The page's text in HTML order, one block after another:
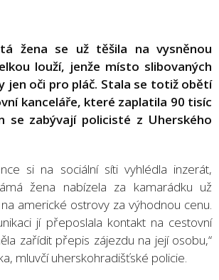
žena se už těšila na vysněnou
louží, jenže místo slibovaných
jen oči pro pláč. Stala se totiž obětí
kanceláře, které zaplatila 90 tisíc
se zabývají policisté z Uherského
si na sociální síti vyhlédla inzerát,
žena nabízela za kamarádku už
americké ostrovy za výhodnou cenu.
jí přeposlala kontakt na cestovní
zařídit přepis zájezdu na její osobu,“
mluvčí uherskohradišťské policie.